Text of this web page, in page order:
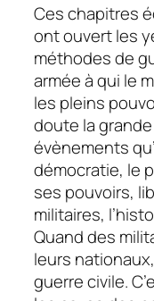
Ces chapitres
ont ouvert les
méthodes de
armée à qui le
les pleins
doute la
évènements
démocratie, le
ses pouvoirs,
militaires,
Quand des
leurs
guerre civile.